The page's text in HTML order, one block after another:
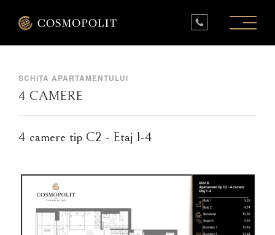
PROIECTE ÎN LUCRU
PROIECTE FINALIZATE
SPAȚII COMERCIALE
SCHIȚA APARTAMENTULUI
4 CAMERE
4 camere tip C2 - Etaj 1-4